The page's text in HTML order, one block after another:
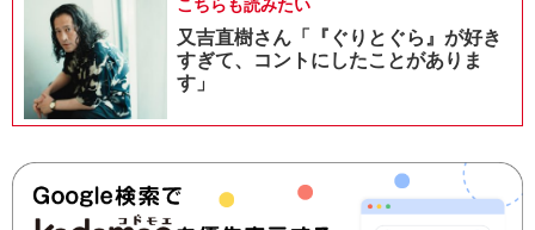
こちらも読みたい
又吉直樹さん「『ぐりとぐら』が好き
すぎて、コントにしたことがありま
す」